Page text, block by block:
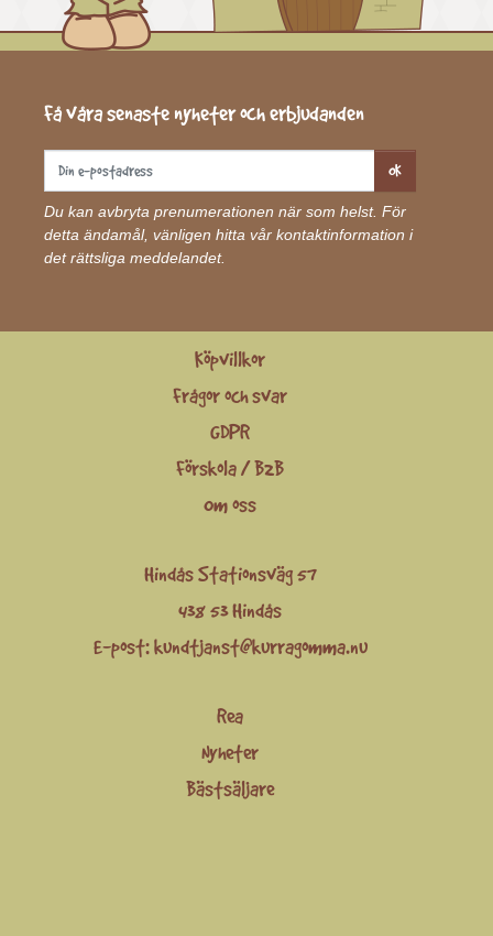
Få våra senaste nyheter och erbjudanden
OK
Du kan avbryta prenumerationen när som helst. För
detta ändamål, vänligen hitta vår kontaktinformation i
det rättsliga meddelandet.
Köpvillkor
Frågor och svar
GDPR
Förskola / B2B
Om oss
Hindås Stationsväg 57
438 53 Hindås
E-post:kundtjanst@kurragomma.nu
Rea
Nyheter
Bästsäljare